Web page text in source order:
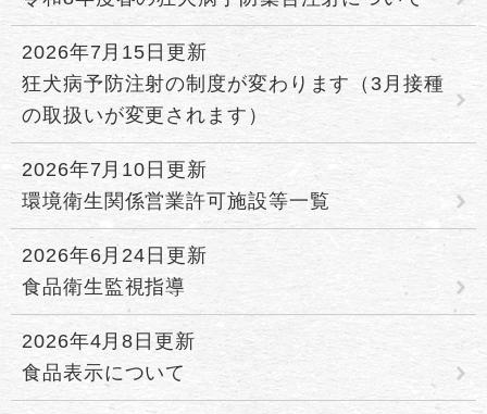
2026年7月15日更新
狂犬病予防注射の制度が変わります（3月接種
の取扱いが変更されます）
2026年7月10日更新
環境衛生関係営業許可施設等一覧
2026年6月24日更新
食品衛生監視指導
2026年4月8日更新
食品表示について